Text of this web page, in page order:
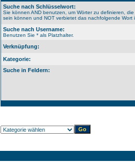
Suche nach Schlüsselwort:
Sie können AND benutzen, um Wörter zu definieren,
sein können und NOT verbietet das nachfolgende Wort
Suche nach Username:
Benutzen Sie * als Platzhalter.
Verknüpfung:
Kategorie:
Suche in Feldern: